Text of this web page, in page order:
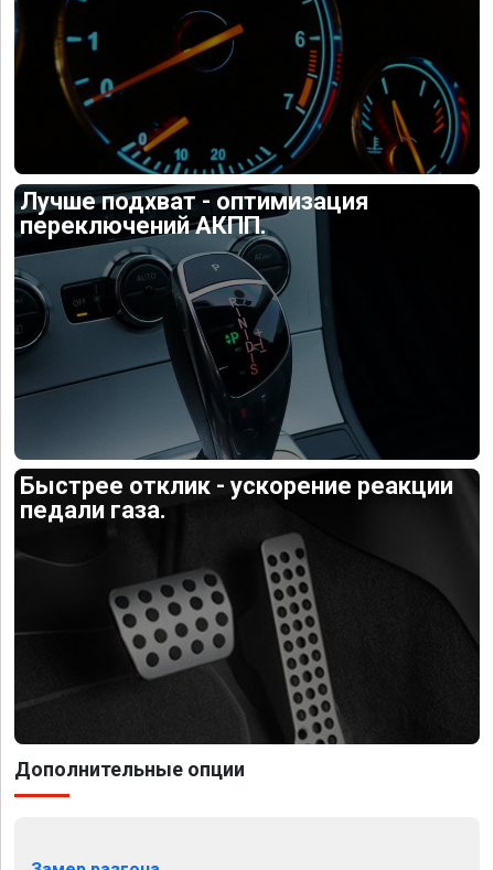
Лучше подхват - оптимизация
переключений АКПП.
Быстрее отклик - ускорение реакции
педали газа.
Дополнительные опции